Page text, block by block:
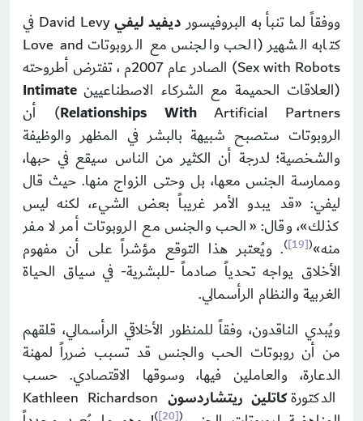
ووفقاً لما تنبأ به البروفيسورديفيد ليفي
David Levy في
كتابه الشهير (الحب والجنس مع الروبوتات Love and
Sex with Robots) الصادر عام 2007م ، تفترض أطروحته
(العلاقات الحميمة مع الشركاء الاصطناعيين Intimate
Relationships WithArtificial Partners) أن
الروبوتات ستصبح شبيهة بالبشر في المظهر والوظيفة
والشخصية؛ لدرجة أن الكثير من الناس سيقع في حبها،
وممارسة الجنس معها، بل وحتى الزواج منها. حيث قال
ليفي: «قد يبدو الأمر غريباً بعض الشيء، لكنه ليس
كذلك»، وقال: «الحب والجنس مع الروبوتات أمر لا مفر
منه»(
[19]
). ويُعتبر هذا التوقع مؤشراً على أن مفهوم
الأخلاق يواجه تحدياً صادماً -للبشرية- في سياق الحياة
الغربية والنظام الرأسمالي.
ويُبدي الناقدون، وفقاً للمنظور الأخلاقي الرأسمالي، قلقهم
من أن روبوتات الحب والجنس قد تسبب ضرراً لمهنة
الدعارة، والعاملين فيها، وسوقها الاقتصادي. حسب
الدكتورةكاتلين ريتشاردسون Kathleen Richardson
(
[20]
)